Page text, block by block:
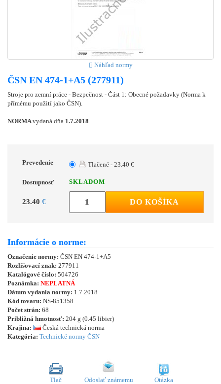
Náhľad normy
ČSN EN 474-1+A5 (277911)
Stroje pro zemní práce - Bezpečnost - Část 1: Obecné požadavky (Norma k
přímému použití jako ČSN).
NORMAvydaná dňa 1.7.2018
Prevedenie Tlačené - 23.40 €
Dostupnosť SKLADOM
23.40 € DO KOŠÍKA
Informácie o norme:
Označenie normy: ČSN EN 474-1+A5
Rozlišovací znak: 277911
Katalógové číslo: 504726
Poznámka: NEPLATNÁ
Dátum vydania normy: 1.7.2018
Kód tovaru: NS-851358
Počet strán: 68
Približná hmotnosť: 204 g (0.45 libier)
Krajina:
Česká technická norma
Kategória: Technické normy ČSN
Tlač Odoslať známemu Otázka